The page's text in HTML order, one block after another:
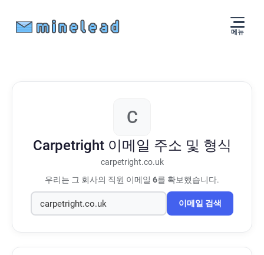
메뉴
C
Carpetright 이메일 주소 및 형식
carpetright.co.uk
우리는 그 회사의 직원 이메일 6를 확보했습니다.
이메일 검색